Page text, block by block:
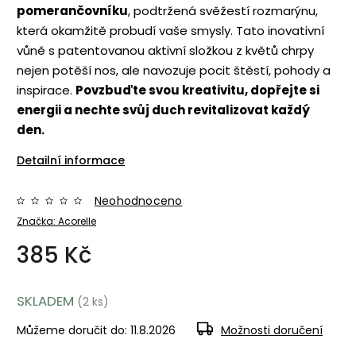
pomerančovníku, podtržená svěžestí rozmarýnu,
která okamžitě probudí vaše smysly. Tato inovativní
vůně s patentovanou aktivní složkou z květů chrpy
nejen potěší nos, ale navozuje pocit štěstí, pohody a
inspirace. Povzbuďte svou kreativitu, dopřejte si
energii a nechte svůj duch revitalizovat každý
den.
Detailní informace
Značka: Acorelle
Neohodnoceno
385 Kč
SKLADEM (2 ks)
Můžeme doručit do: 11.8.2026 Možnosti doručení